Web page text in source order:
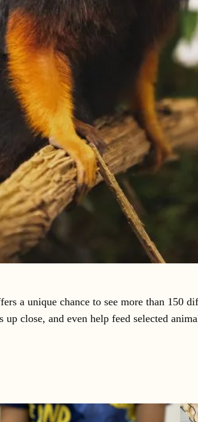
a unique chance to see more than 150
close, and even help feed selected